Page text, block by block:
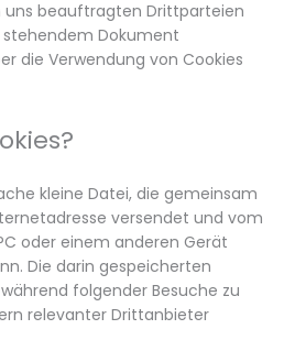
beauftragten Drittparteien
Dokument
die Verwendung von Cookies
kleine Datei, die gemeinsam
versendet und vom
oder einem anderen Gerät
Die darin gespeicherten
folgender Besuche zu
relevanter Drittanbieter